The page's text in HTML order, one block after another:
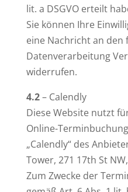
lit. a DSGVO erteilt
Sie können Ihre
eine Nachricht an den
Datenverarbeitung
widerrufen.
4.2– Calendly
Diese Website nutzt
Online-
„Calendly“ des
Tower, 271 17th St
Zum Zwecke der